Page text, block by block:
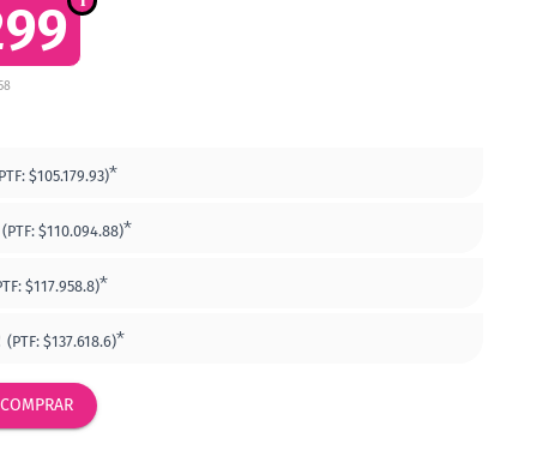
$105.179.93)*
(PTF: $110.094.88)*
$117.958.8)*
(PTF: $137.618.6)*